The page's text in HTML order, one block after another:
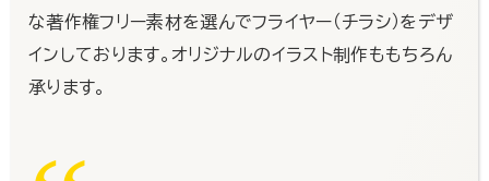
な著作権フリー素材を選んでフライヤー（チラシ）をデザ
インしております。オリジナルのイラスト制作ももちろん
承ります。